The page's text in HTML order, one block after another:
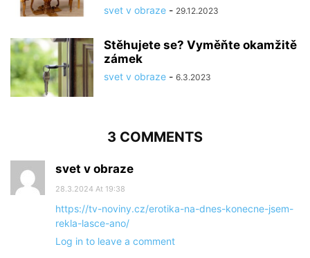
svet v obraze - 29.12.2023
Stěhujete se? Vyměňte okamžitě
zámek
svet v obraze - 6.3.2023
3 COMMENTS
svet v obraze
28.3.2024 At 19:38
https://tv-noviny.cz/erotika-na-dnes-konecne-jsem-
rekla-lasce-ano/
Log in to leave a comment